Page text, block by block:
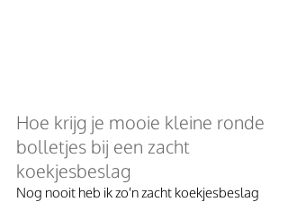
Hoe krijg je mooie kleine ronde
bolletjes bij een zacht
koekjesbeslag
Nog nooit heb ik zo'n zacht koekjesbeslag